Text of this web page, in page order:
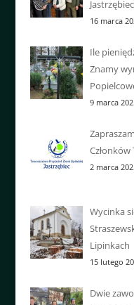
16 marca
Ile
Znamy
9 marca
Członków
2 marca
Wycinka
Lipinkach
15 lutego
Dwie